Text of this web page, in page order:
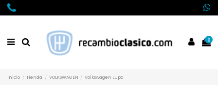
0
Inicio Tienda VOLKSWAGEN Volkswagen Lupo